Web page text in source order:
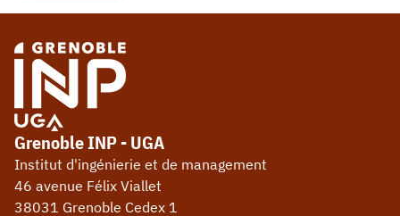
Grenoble INP - UGA
Institut d'ingénierie et de management
46 avenue Félix Viallet
38031 Grenoble Cedex 1